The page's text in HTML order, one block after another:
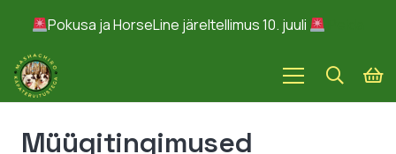
Pokusa ja HorseLine järeltellimus 10. juuli
Müügitingimused